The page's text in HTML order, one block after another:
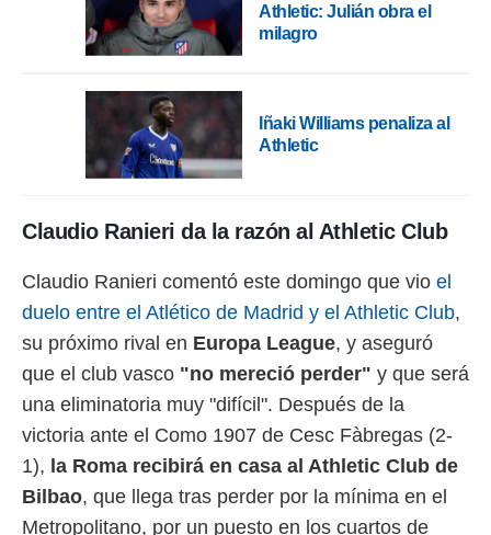
similares
como
este sitio
IP
de
posible
en
a lo que
Para
su
Athletic: Julián obra el
milagro
Iñaki Williams penaliza al
Athletic
Claudio Ranieri da la razón al Athletic Club
Claudio Ranieri comentó este domingo que vio el
duelo entre el Atlético de Madrid y el Athletic Club,
su próximo rival en Europa League, y aseguró
que el club vasco "no mereció perder" y que será
una eliminatoria muy "difícil". Después de la
victoria ante el Como 1907 de Cesc Fàbregas (2-
1), la Roma recibirá en casa al Athletic Club de
Bilbao, que llega tras perder por la mínima en el
Metropolitano, por un puesto en los cuartos de